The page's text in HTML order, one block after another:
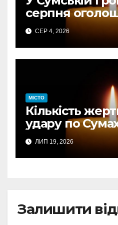
серпня
жалоби за
авіаудару
СЕР 4, 2026
МІСТО
Кількість
удару по
підтверджено
однієї людини
ЛИП 19, 2026
Залишити